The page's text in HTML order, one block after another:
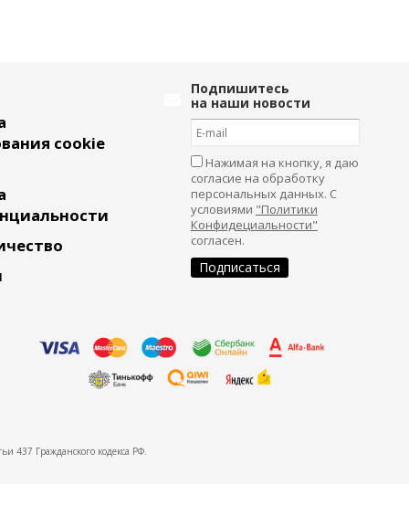
cookie
Подпишитесь
на наши новости
Нажимая на кнопку, я даю
согласие на обработку
персональных данных. С
условиями "Политики
Конфидециальности"
согласен.
437 Гражданского кодекса РФ.